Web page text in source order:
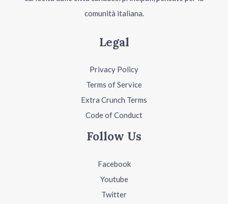
comunità italiana.
Legal
Privacy Policy
Terms of Service
Extra Crunch Terms
Code of Conduct
Follow Us
Facebook
Youtube
Twitter